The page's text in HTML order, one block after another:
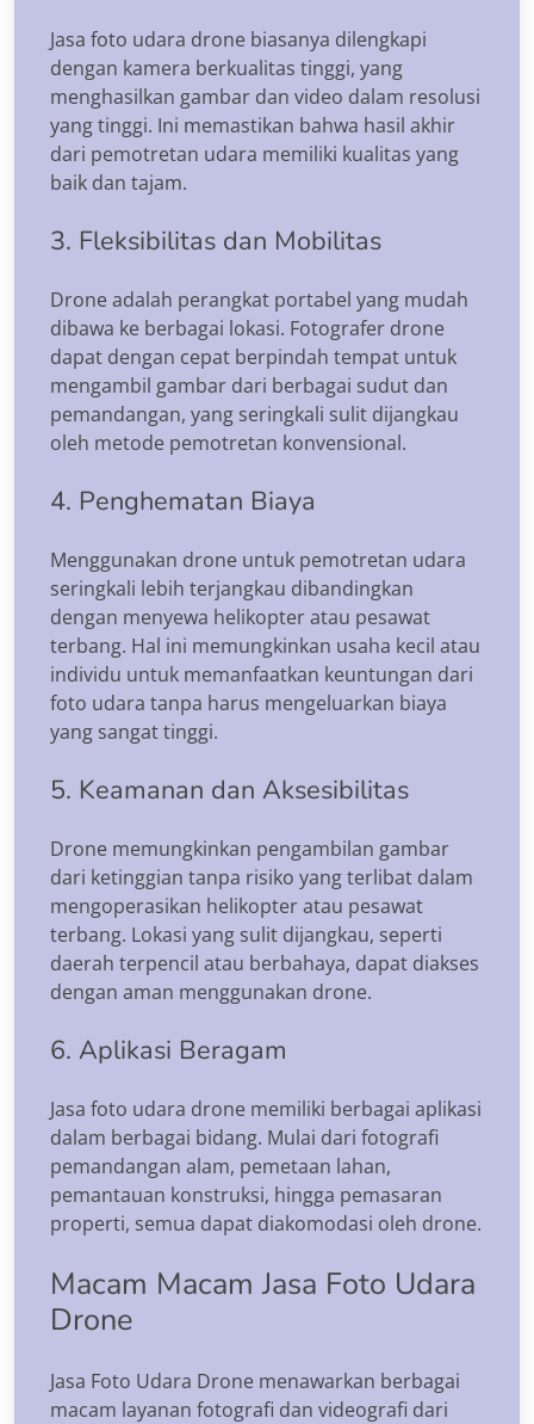
Jasa foto udara drone biasanya dilengkapi
dengan kamera berkualitas tinggi, yang
menghasilkan gambar dan video dalam resolusi
yang tinggi. Ini memastikan bahwa hasil akhir
dari pemotretan udara memiliki kualitas yang
baik dan tajam.
3. Fleksibilitas dan Mobilitas
Drone adalah perangkat portabel yang mudah
dibawa ke berbagai lokasi. Fotografer drone
dapat dengan cepat berpindah tempat untuk
mengambil gambar dari berbagai sudut dan
pemandangan, yang seringkali sulit dijangkau
oleh metode pemotretan konvensional.
4. Penghematan Biaya
Menggunakan drone untuk pemotretan udara
seringkali lebih terjangkau dibandingkan
dengan menyewa helikopter atau pesawat
terbang. Hal ini memungkinkan usaha kecil atau
individu untuk memanfaatkan keuntungan dari
foto udara tanpa harus mengeluarkan biaya
yang sangat tinggi.
5. Keamanan dan Aksesibilitas
Drone memungkinkan pengambilan gambar
dari ketinggian tanpa risiko yang terlibat dalam
mengoperasikan helikopter atau pesawat
terbang. Lokasi yang sulit dijangkau, seperti
daerah terpencil atau berbahaya, dapat diakses
dengan aman menggunakan drone.
6. Aplikasi Beragam
Jasa foto udara drone memiliki berbagai aplikasi
dalam berbagai bidang. Mulai dari fotografi
pemandangan alam, pemetaan lahan,
pemantauan konstruksi, hingga pemasaran
properti, semua dapat diakomodasi oleh drone.
Macam Macam Jasa Foto Udara
Drone
Jasa Foto Udara Drone menawarkan berbagai
macam layanan fotografi dan videografi dari